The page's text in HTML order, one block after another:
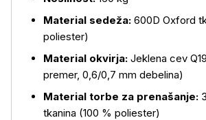
Material sedeža: 600D Oxford
poliester)
Material okvirja: Jeklena cev
premer, 0,6/0,7 mm debelina)
Material torbe za prenašanje:
tkanina (100 % poliester)